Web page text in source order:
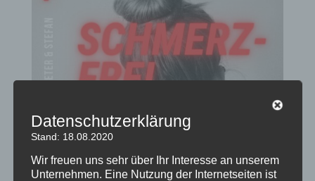
Datenschutzerklärung
Stand: 18.08.2020
Wir freuen uns sehr über Ihr Interesse an unserem
Unternehmen. Eine Nutzung der Internetseiten ist